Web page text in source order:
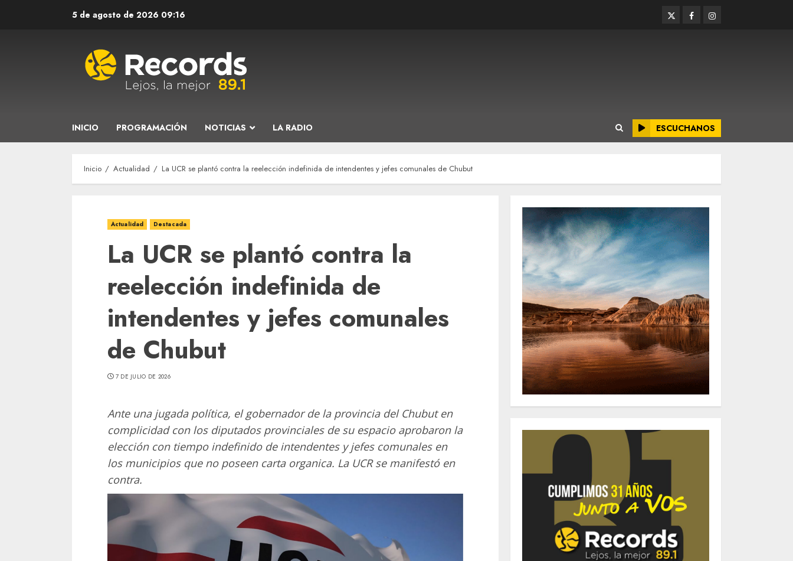
5 de agosto de 2026 09:16 TwitterFacebookInstagram
INICIO PROGRAMACIÓN NOTICIAS LA RADIO ESCUCHANOS
Inicio Actualidad La UCR se plantó contra la reelección indefinida de intendentes y jefes comunales de Chubut
Actualidad Destacada
La UCR se plantó contra la
reelección indefinida de
intendentes y jefes comunales
de Chubut
7 DE JULIO DE 2026
Ante una jugada política, el gobernador de la provincia del Chubut en
complicidad con los diputados provinciales de su espacio aprobaron la
elección con tiempo indefinido de intendentes y jefes comunales en
los municipios que no poseen carta organica. La UCR se manifestó en
contra.